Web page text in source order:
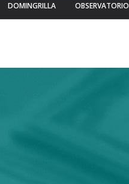
DOMINGRILLA OBSERVATORIO